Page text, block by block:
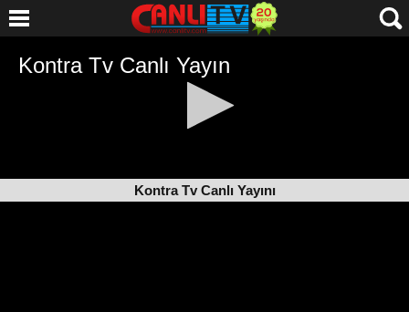
Kontra Tv Canlı Yayını